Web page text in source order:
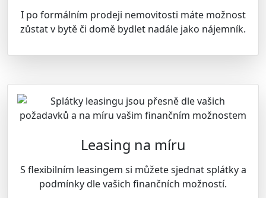
I po formálním prodeji nemovitosti máte možnost
zůstat v bytě či domě bydlet nadále jako nájemník.
Leasing na míru
S flexibilním leasingem si můžete sjednat splátky a
podmínky dle vašich finančních možností.